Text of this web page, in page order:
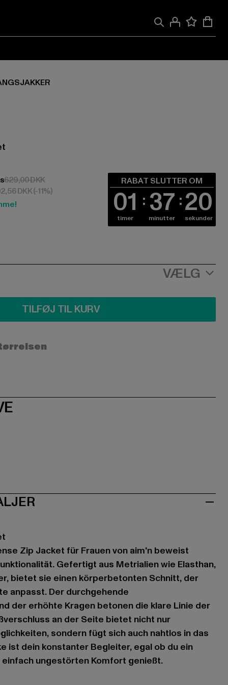
DKK
629,00 DKKKampagnepris: 629,00 DKK
DKK(-11%)
RABAT SLUTTER OM
01
timer 37
minutter 20
sekunder
VÆLG
TILFØJ TIL KURV
Zip Jacket für Frauen von aim'n beweist
Gefertigt aus Metrialien wie Elasthan,
bietet sie einen körperbetonten Schnitt, der
anpasst. Der durchgehende
der erhöhte Kragen betonen die klare Linie der
an der Seite bietet nicht nur
sondern fügt sich auch nahtlos in das
ist dein konstanter Begleiter, egal ob du ein
ungestörten Komfort genießt.